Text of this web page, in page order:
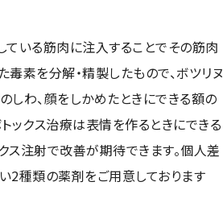
ている筋肉に注入することでその筋肉
素を分解・精製したもので、ボツリヌ
わ、顔をしかめたときにできる額の
ックス治療は表情を作るときにできる
ス注射で改善が期待できます。個人差
種類の薬剤をご用意しております